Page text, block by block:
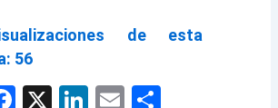
de esta
56
Facebook
X LinkedIn
Email